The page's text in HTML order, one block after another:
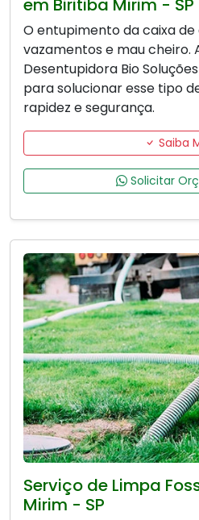
em Biritiba Mirim - SP
O entupimento da caixa
vazamentos e mau cheiro.
Desentupidora Bio
para solucionar esse tipo
rapidez e segurança.
Saiba
Solicitar
Serviço de Limpa
Mirim - SP